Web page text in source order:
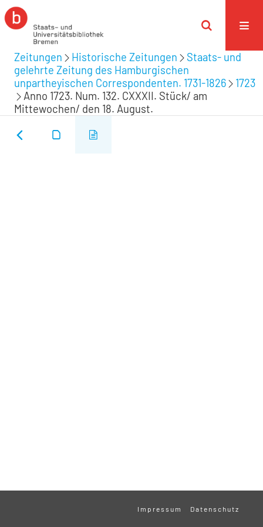
Zeitungen Historische Zeitungen
Staats- und
gelehrte Zeitung des Hamburgischen
unpartheyischen Correspondenten. 1731-1826
1723
Anno 1723. Num. 132. CXXXII. Stück/ am
Mittewochen/ den 18. August.
Impressum Datenschutz